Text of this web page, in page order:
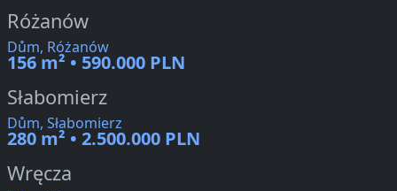
Różanów
Dům, Różanów
156 m² • 590.000 PLN
Słabomierz
Dům, Słabomierz
280 m² • 2.500.000 PLN
Wręcza